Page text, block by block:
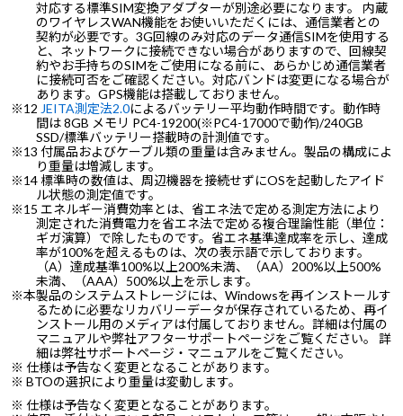
対応する標準SIM変換アダプターが別途必要になります。 内蔵
のワイヤレスWAN機能をお使いいただくには、通信業者との
契約が必要です。3G回線のみ対応のデータ通信SIMを使用する
と、ネットワークに接続できない場合がありますので、回線契
約やお手持ちのSIMをご使用になる前に、あらかじめ通信業者
に接続可否をご確認ください。対応バンドは変更になる場合が
あります。GPS機能は搭載しておりません。
※12 JEITA測定法2.0によるバッテリー平均動作時間です。動作時
間は 8GB メモリ PC4-19200(※PC4-17000で動作)/240GB
SSD/標準バッテリー搭載時の計測値です。
※13 付属品およびケーブル類の重量は含みません。製品の構成によ
り重量は増減します。
※14 標準時の数値は、周辺機器を接続せずにOSを起動したアイド
ル状態の測定値です。
※15 エネルギー消費効率とは、省エネ法で定める測定方法により
測定された消費電力を省エネ法で定める複合理論性能（単位：
ギガ演算）で除したものです。省エネ基準達成率を示し、達成
率が100%を超えるものは、次の表示語で示しております。
（A）達成基準100%以上200%未満、（AA）200%以上500%
未満、（AAA）500%以上を示します。
※本製品のシステムストレージには、Windowsを再インストールす
るために必要なリカバリーデータが保存されているため、再イ
ンストール用のメディアは付属しておりません。詳細は付属の
マニュアルや弊社アフターサポートページをご覧ください。 詳
細は弊社サポートページ・マニュアルをご覧ください。
※ 仕様は予告なく変更となることがあります。
※ BTOの選択により重量は変動します。
※ 仕様は予告なく変更となることがあります。